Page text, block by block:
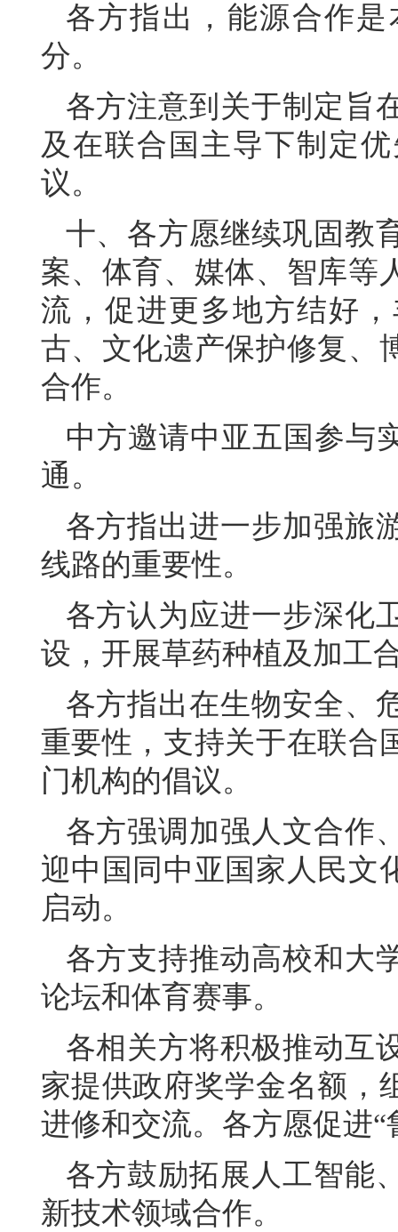
各方指出，能源合作
分。
各方注意到关于制定旨
及在联合国主导下制定
议。
十、各方愿继续巩固教
案、体育、媒体、智库等
流，促进更多地方结好
古、文化遗产保护修复、
合作。
中方邀请中亚五国参与
通。
各方指出进一步加强旅
线路的重要性。
各方认为应进一步深化
设，开展草药种植及加工
各方指出在生物安全、
重要性，支持关于在联合
门机构的倡议。
各方强调加强人文合作
迎中国同中亚国家人民
启动。
各方支持推动高校和大
论坛和体育赛事。
各相关方将积极推动互
家提供政府奖学金名额，
进修和交流。各方愿促进
各方鼓励拓展人工智能
新技术领域合作。